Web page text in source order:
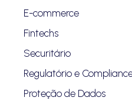
E-commerce
Fintechs
Securitário
Regulatório e
Proteção de Dados